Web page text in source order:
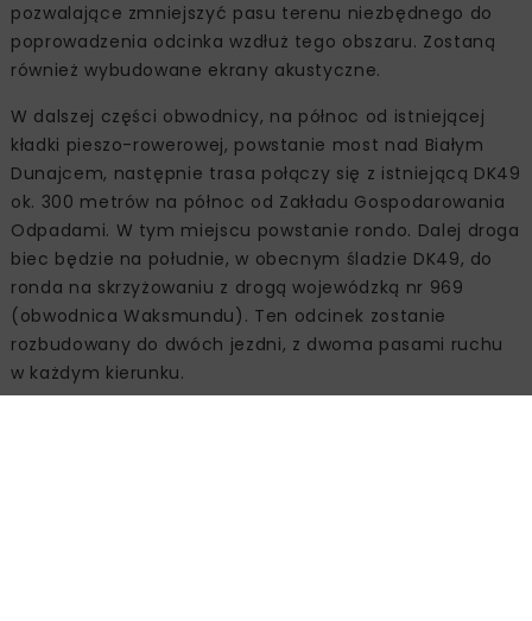
pozwalające zmniejszyć pasu terenu niezbędnego do
poprowadzenia odcinka wzdłuż tego obszaru. Zostaną
również wybudowane ekrany akustyczne.
W dalszej części obwodnicy, na północ od istniejącej
kładki pieszo-rowerowej, powstanie most nad Białym
Dunajcem, następnie trasa połączy się z istniejącą DK49
ok. 300 metrów na północ od Zakładu Gospodarowania
Odpadami. W tym miejscu powstanie rondo. Dalej droga
biec będzie na południe, w obecnym śladzie DK49, do
ronda na skrzyżowaniu z drogą wojewódzką nr 969
(obwodnica Waksmundu). Ten odcinek zostanie
rozbudowany do dwóch jezdni, z dwoma pasami ruchu
w każdym kierunku.